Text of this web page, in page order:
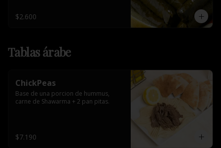
$2.600
Tablas árabe
ChickPeas
Base de una porcion de hummus,
carne de Shawarma + 2 pan pitas.
$7.190